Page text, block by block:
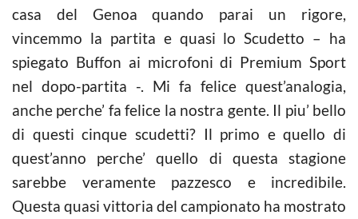
casa del Genoa quando parai un rigore,
vincemmo la partita e quasi lo Scudetto – ha
spiegato Buffon ai microfoni di Premium Sport
nel dopo-partita -. Mi fa felice quest’analogia,
anche perche’ fa felice la nostra gente. Il piu’ bello
di questi cinque scudetti? Il primo e quello di
quest’anno perche’ quello di questa stagione
sarebbe veramente pazzesco e incredibile.
Questa quasi vittoria del campionato ha mostrato